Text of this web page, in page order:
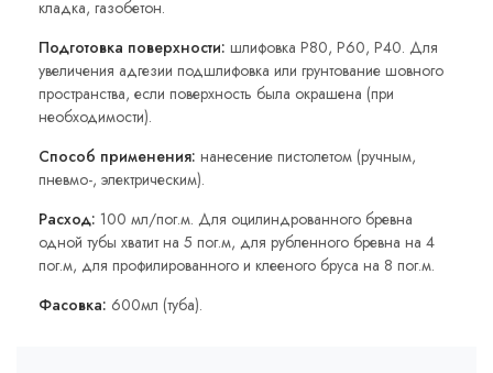
кладка, газобетон.
Подготовка поверхности: шлифовка Р80, Р60, Р40. Для
увеличения адгезии подшлифовка или грунтование шовного
пространства, если поверхность была окрашена (при
необходимости).
Способ применения: нанесение пистолетом (ручным,
пневмо-, электрическим).
Расход: 100 мл/пог.м. Для оцилиндрованного бревна
одной тубы хватит на 5 пог.м, для рубленного бревна на 4
пог.м, для профилированного и клееного бруса на 8 пог.м.
Фасовка: 600мл (туба).